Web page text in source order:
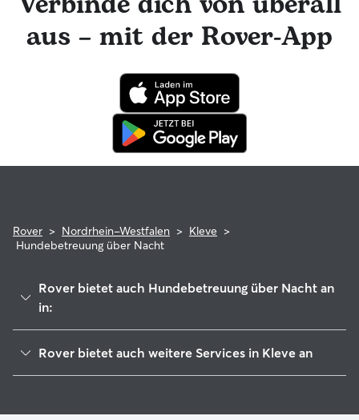
Rover ist für dich da und dein Hundesitter hat die
Möglichkeit, professionelle tierärztliche Beratung in
Anspruch zu nehmen. Im seltenen Fall eines Problems
Haustier profitiert von der Rover-Garantie, die die Kosten
für tierärztliche Behandlungen erstattet.
aus – mit der Rover-App
Rover > Nordrhein-Westfalen > Kleve >
Hundebetreuung über Nacht
Rover bietet auch Hundebetreuung über Nacht an
in:
Goch
Rover bietet auch weitere Services in Kleve an